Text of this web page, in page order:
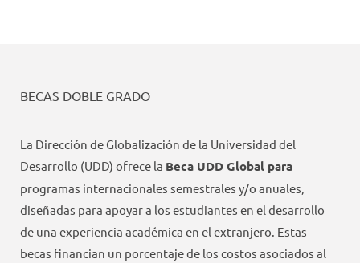
BECAS DOBLE GRADO
La Dirección de Globalización de la Universidad del
Desarrollo (UDD) ofrece la Beca UDD Global para
programas internacionales semestrales y/o anuales,
diseñadas para apoyar a los estudiantes en el desarrollo
de una experiencia académica en el extranjero. Estas
becas financian un porcentaje de los costos asociados al